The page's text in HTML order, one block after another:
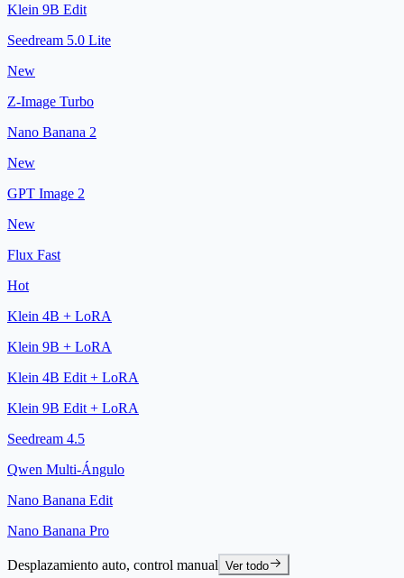
Klein 9B Edit
Seedream 5.0 Lite
New
Z-Image Turbo
Nano Banana 2
New
GPT Image 2
New
Flux Fast
Hot
Klein 4B + LoRA
Klein 9B + LoRA
Klein 4B Edit + LoRA
Klein 9B Edit + LoRA
Seedream 4.5
Qwen Multi-Ángulo
Nano Banana Edit
Nano Banana Pro
Desplazamiento auto, control manual Ver todo